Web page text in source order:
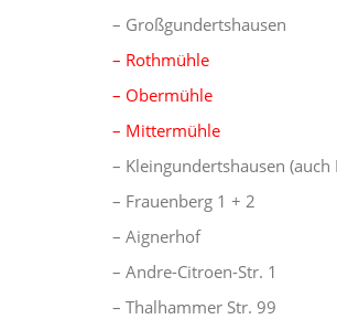
– Großgundertshausen
– Rothmühle
– Obermühle
– Mittermühle
– Kleingundertshausen
– Frauenberg 1 + 2
– Aignerhof
– Andre-Citroen-Str. 1
– Thalhammer Str. 99